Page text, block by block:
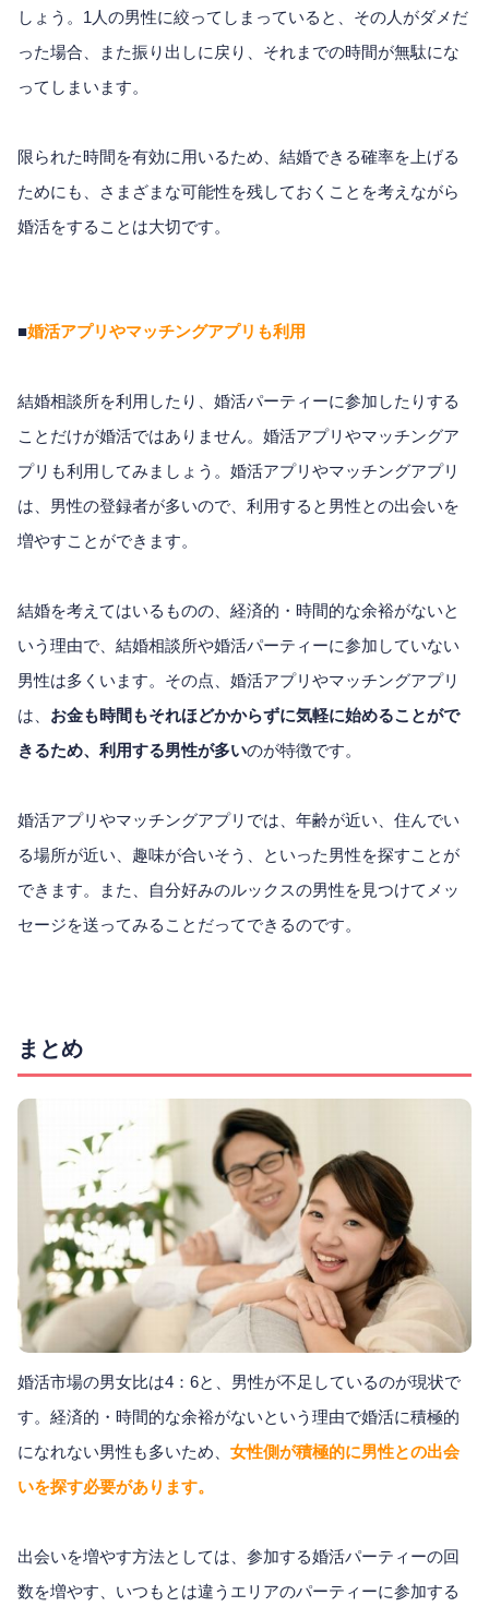
しょう。1人の男性に絞ってしまっていると、その人がダメだ
った場合、また振り出しに戻り、それまでの時間が無駄にな
ってしまいます。
限られた時間を有効に用いるため、結婚できる確率を上げる
ためにも、さまざまな可能性を残しておくことを考えながら
婚活をすることは大切です。
■婚活アプリやマッチングアプリも利用
結婚相談所を利用したり、婚活パーティーに参加したりする
ことだけが婚活ではありません。婚活アプリやマッチングア
プリも利用してみましょう。婚活アプリやマッチングアプリ
は、男性の登録者が多いので、利用すると男性との出会いを
増やすことができます。
結婚を考えてはいるものの、経済的・時間的な余裕がないと
いう理由で、結婚相談所や婚活パーティーに参加していない
男性は多くいます。その点、婚活アプリやマッチングアプリ
は、 お金も時間もそれほどかからずに気軽に始めることがで
きるため、利用する男性が多いのが特徴です。
婚活アプリやマッチングアプリでは、年齢が近い、住んでい
る場所が近い、趣味が合いそう、といった男性を探すことが
できます。また、自分好みのルックスの男性を見つけてメッ
セージを送ってみることだってできるのです。
まとめ
婚活市場の男女比は4：6と、男性が不足しているのが現状で
す。経済的・時間的な余裕がないという理由で婚活に積極的
になれない男性も多いため、 女性側が積極的に男性との出会
いを探す必要があります。
出会いを増やす方法としては、参加する婚活パーティーの回
数を増やす、いつもとは違うエリアのパーティーに参加する